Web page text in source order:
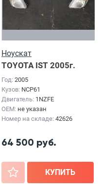
Ноускат
TOYOTA IST 2005г.
Год: 2005
Кузов: NCP61
Двигатель: 1NZFE
OEM: не указан
Номер на складе: 42626
64 500 руб.
+ КУПИТЬ